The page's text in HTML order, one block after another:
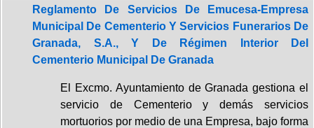
Reglamento De Servicios De Emucesa-Empresa
Municipal De Cementerio Y Servicios Funerarios De
Granada, S.A., Y De Régimen Interior Del
Cementerio Municipal De Granada
El Excmo. Ayuntamiento de Granada gestiona el
servicio de Cementerio y demás servicios
mortuorios por medio de una Empresa, bajo forma